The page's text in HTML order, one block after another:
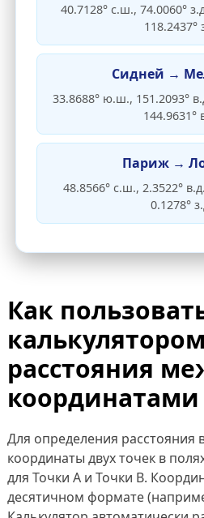
40.7128° с.ш., 74.0060°
118.2437°
Сидней →
33.8688° ю.ш., 151.2093°
144.9631°
Париж →
48.8566° с.ш., 2.3522°
0.1278°
Как
калькулятором
расстояния
координатами
Для определения расстояния
координаты двух точек в
для Точки A и Точки B.
десятичном формате